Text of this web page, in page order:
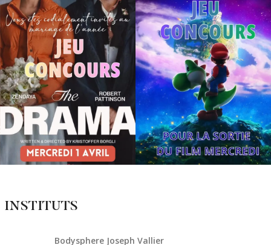
INSTITUTS
Bodysphere Joseph Vallier